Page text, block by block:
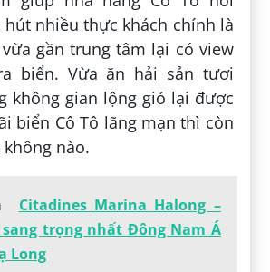
nhiều thực khách chính là
gần trung tâm lại có view
biển. Vừa ăn hải sản tươi
không gian lộng gió lại được
biển Cô Tô lãng mạn thì còn
nào.
Citadines Marina Halong –
sang trọng nhất Đông Nam Á
Long